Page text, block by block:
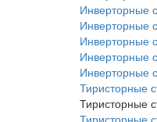
Инверторные
Инверторные
Инверторные
Инверторные
Инверторные
Тиристорные
Тиристорные
Тиристорные